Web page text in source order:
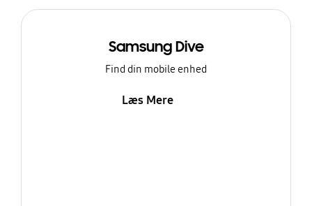
Samsung Dive
Find din mobile enhed
Læs Mere